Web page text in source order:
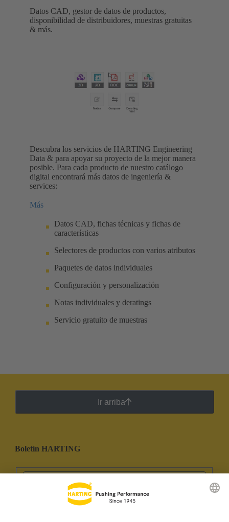
Datos CAD, gestor de datos de productos,
disponibilidad de distribuidores, muestras gratuitas
& más.
Descubra los servicios de HARTING Engineering
Data & para apoyar su proyecto de la mejor manera
posible. Para cada producto de nuestro catálogo
digital encontrará más datos de ingeniería &
services:
Más
Datos CAD, fichas técnicas y fichas de
características
Selectores de productos con varios atributos
Paquetes de datos individuales
Configuración y personalización
Notas individuales y deratings
Servicio gratuito de muestras
Ir arriba
Boletín HARTING
Ir al registro